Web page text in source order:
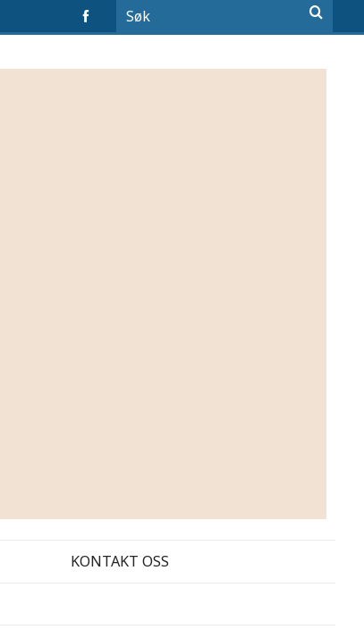
KONTAKT OSS